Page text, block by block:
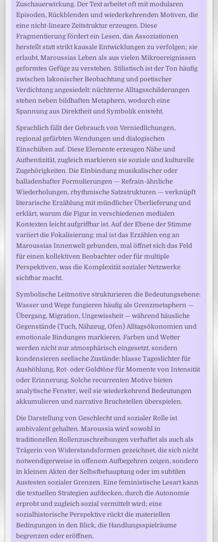
Zuschauerwirkung. Der Text arbeitet oft mit modularen
Episoden, Rückblenden und wiederkehrenden Motiven, die
eine nicht-lineare Zeitstruktur erzeugen. Diese
Fragmentierung fördert ein Lesen, das Assoziationen
herstellt statt strikt kausale Entwicklungen zu verfolgen; sie
erlaubt, Maroussias Leben als aus vielen Mikroereignissen
geformtes Gefüge zu verstehen. Stilistisch ist der Ton häufig
zwischen lakonischer Beobachtung und poetischer
Verdichtung angesiedelt: nüchterne Alltagsschilderungen
stehen neben bildhaften Metaphern, wodurch eine
Spannung aus Direktheit und Symbolik entsteht.
Sprachlich fällt der Gebrauch von Verniedlichungen,
regional gefärbten Wendungen und dialogischen
Einschüben auf. Diese Elemente erzeugen Nähe und
Authentizität, zugleich markieren sie soziale und kulturelle
Zugehörigkeiten. Die Einbindung musikalischer oder
balladenhafter Formulierungen — Refrain-ähnliche
Wiederholungen, rhythmische Satzstrukturen — verknüpft
literarische Erzählung mit mündlicher Überlieferung und
erklärt, warum die Figur in verschiedenen medialen
Kontexten leicht aufgriffbar ist. Auf der Ebene der Stimme
variiert die Fokalisierung: mal ist das Erzählen eng an
Maroussias Innenwelt gebunden, mal öffnet sich das Feld
für einen kollektiven Beobachter oder für multiple
Perspektiven, was die Komplexität sozialer Netzwerke
sichtbar macht.
Symbolische Leitmotive strukturieren die Bedeutungsebene:
Wasser und Wege fungieren häufig als Grenzmetaphern —
Übergang, Migration, Ungewissheit — während häusliche
Gegenstände (Tuch, Nähzeug, Ofen) Alltagsökonomien und
emotionale Bindungen markieren. Farben und Wetter
werden nicht nur atmosphärisch eingesetzt, sondern
kondensieren seelische Zustände: blasse Tageslichter für
Aushöhlung, Rot- oder Goldtöne für Momente von Intensität
oder Erinnerung. Solche recurrenten Motive bieten
analytische Fenster, weil sie wiederkehrend Bedeutungen
akkumulieren und narrative Bruchstellen überspielen.
Die Darstellung von Geschlecht und sozialer Rolle ist
ambivalent gehalten. Maroussia wird sowohl in
traditionellen Rollenzuschreibungen verhaftet als auch als
Trägerin von Widerstandsformen gezeichnet, die sich nicht
notwendigerweise in offenem Aufbegehren zeigen, sondern
in kleinen Akten der Selbstbehauptung oder im subtilen
Austesten sozialer Grenzen. Eine feministische Lesart kann
die textuellen Strategien aufdecken, durch die Autonomie
erprobt und zugleich sozial vermittelt wird; eine
sozialhistorische Perspektive rückt die materiellen
Bedingungen in den Blick, die Handlungsspielräume
begrenzen oder eröffnen.